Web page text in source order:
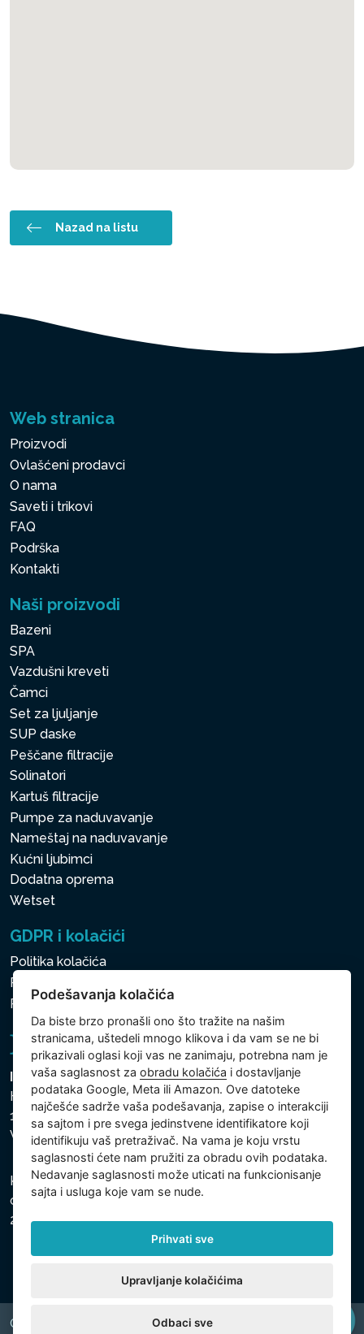
Nazad na listu
Web stranica
Proizvodi
Ovlašćeni prodavci
O nama
Saveti i trikovi
FAQ
Podrška
Kontakti
Naši proizvodi
Bazeni
SPA
Vazdušni kreveti
Čamci
Set za ljuljanje
SUP daske
Peščane filtracije
Solinatori
Kartuš filtracije
Pumpe za naduvavanje
Nameštaj na naduvavanje
Kućni ljubimci
Dodatna oprema
Wetset
GDPR i kolačići
Politika kolačića
Politika zaštite ličnih i drugih obrađivanih podataka
Politika kolačića
Intex Trading, s.r.o.
Hradecká 2526/3
130 00 Praha 3
Vinohrady - Česká republika
Kompanija je registrovana u Opštinskom sudu u Pragu,
odeljak C, uložak 74759, Identifikacioni broj kompanije:
26150808, Poreski identifikacioni broj: CZ26150808.
Copyright © 2026 INTEX TRADING s.r.o. All rights reserved.
Podešavanja kolačića
Da biste brzo pronašli ono što tražite na našim
stranicama, uštedeli mnogo klikova i da vam se ne bi
prikazivali oglasi koji vas ne zanimaju, potrebna nam je
vaša saglasnost zaobradu kolačića i dostavljanje
podataka Google, Meta ili Amazon. Ove datoteke
najčešće sadrže vaša podešavanja, zapise o interakciji
sa sajtom i pre svega jedinstvene identifikatore koji
identifikuju vaš pretraživač. Na vama je koju vrstu
saglasnosti ćete nam pružiti za obradu ovih podataka.
Nedavanje saglasnosti može uticati na funkcionisanje
sajta i usluga koje vam se nude.
Prihvati sve
Upravljanje kolačićima
Odbaci sve